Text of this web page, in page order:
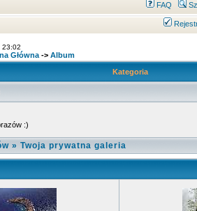
FAQ
23:02
Główna -> Album
Kategoria
:)
» Twoja prywatna galeria